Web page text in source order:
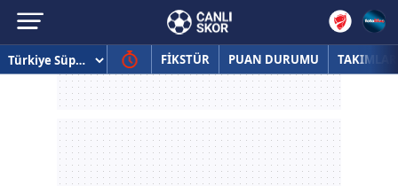
FİKSTÜR PUAN DURUMU TAKIMLAR